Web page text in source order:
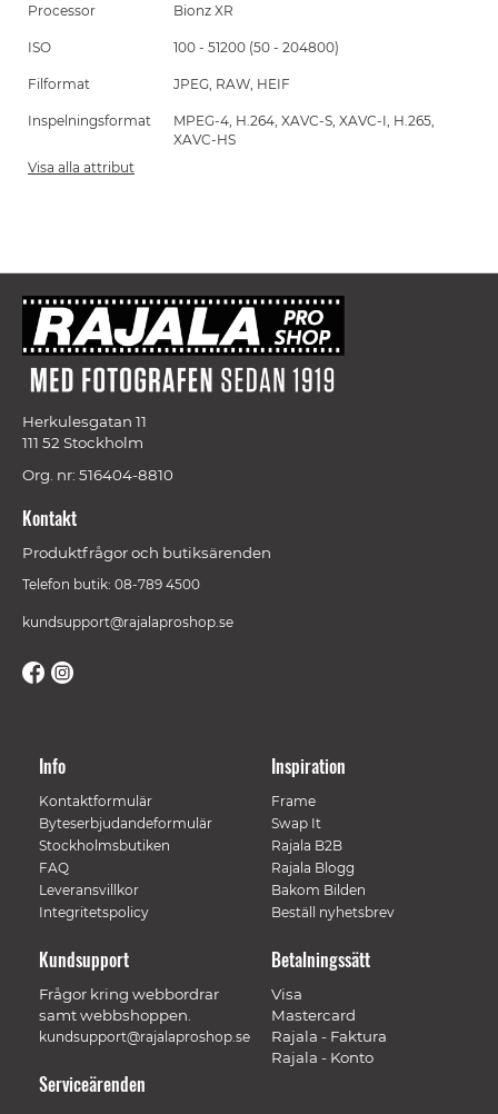
Processor Bionz XR
ISO 100 - 51200 (50 - 204800)
Filformat JPEG, RAW, HEIF
Inspelningsformat
MPEG-4, H.264, XAVC-S, XAVC-I, H.265,
XAVC-HS
Visa alla attribut
Herkulesgatan 11
111 52 Stockholm
Org. nr: 516404-8810
Kontakt
Produktfrågor och butiksärenden
Telefon butik: 08-789 4500
kundsupport@rajalaproshop.se
Info
Kontaktformulär
Byteserbjudandeformulär
Stockholmsbutiken
FAQ
Leveransvillkor
Integritetspolicy
Inspiration
Frame
Swap It
Rajala B2B
Rajala Blogg
Bakom Bilden
Beställ nyhetsbrev
Betalningssätt
Visa
Mastercard
Rajala - Faktura
Rajala - Konto
Kundsupport
Frågor kring webbordrar
samt webbshoppen.
kundsupport@rajalaproshop.se
Serviceärenden